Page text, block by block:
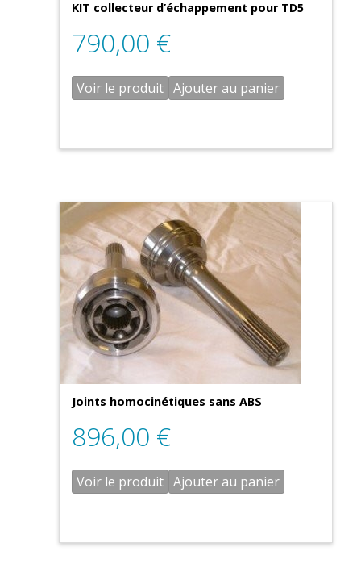
KIT collecteur d’échappement pour TD5
790,00 €
Voir le produit Ajouter au panier
Joints homocinétiques sans ABS
896,00 €
Voir le produit Ajouter au panier